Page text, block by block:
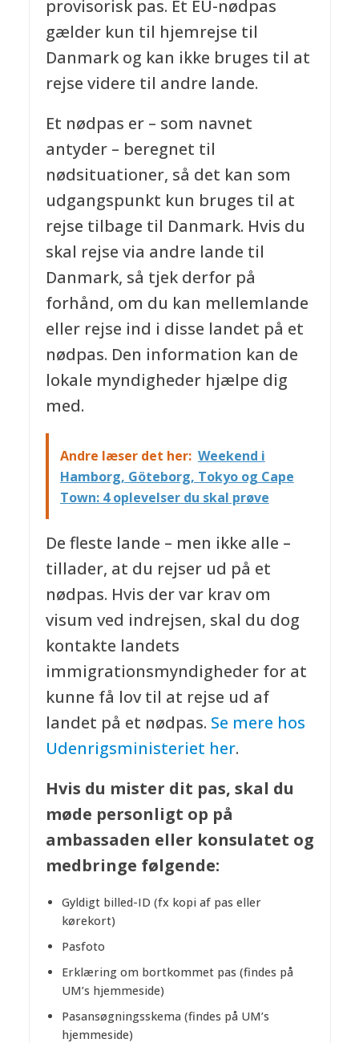
provisorisk pas. Et EU-nødpas
gælder kun til hjemrejse til
Danmark og kan ikke bruges til at
rejse videre til andre lande.
Et nødpas er – som navnet
antyder – beregnet til
nødsituationer, så det kan som
udgangspunkt kun bruges til at
rejse tilbage til Danmark. Hvis du
skal rejse via andre lande til
Danmark, så tjek derfor på
forhånd, om du kan mellemlande
eller rejse ind i disse landet på et
nødpas. Den information kan de
lokale myndigheder hjælpe dig
med.
Andre læser det her: Weekend i
Hamborg, Göteborg, Tokyo og Cape
Town: 4 oplevelser du skal prøve
De fleste lande – men ikke alle –
tillader, at du rejser ud på et
nødpas. Hvis der var krav om
visum ved indrejsen, skal du dog
kontakte landets
immigrationsmyndigheder for at
kunne få lov til at rejse ud af
landet på et nødpas. Se mere hos
Udenrigsministeriet her.
Hvis du mister dit pas, skal du
møde personligt op på
ambassaden eller konsulatet og
medbringe følgende:
Gyldigt billed-ID (fx kopi af pas eller
kørekort)
Pasfoto
Erklæring om bortkommet pas (findes på
UM’s hjemmeside)
Pasansøgningsskema (findes på UM’s
hjemmeside)